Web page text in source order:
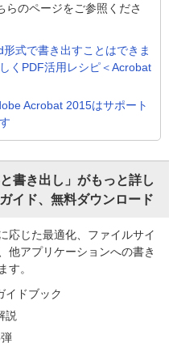
らのページをご参照くださ
形式で書き出すことはできま
くPDF活用レシピ＜Acrobat
Acrobat 2015はサポート
書き出し」がもっと詳し
イド、無料ダウンロード
応じた最適化、ファイルサイ
他アプリケーションへの書き
す。
イドブック
説